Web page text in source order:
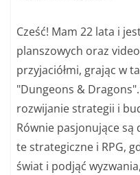
Cześć! Mam 22 lata i
planszowych oraz
przyjaciółmi, grając w
"Dungeons &
rozwijanie strategii i
Równie pasjonujące są
te strategiczne i RPG,
świat i podjąć